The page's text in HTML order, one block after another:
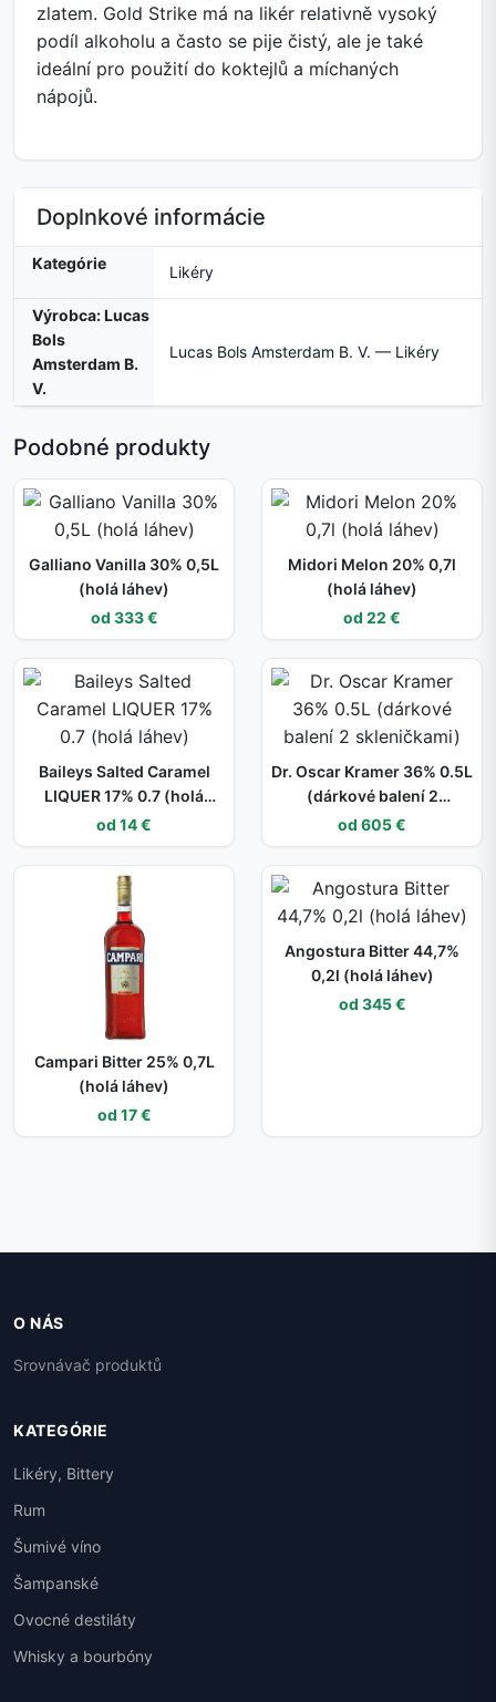
zlatem. Gold Strike má na likér relativně vysoký
podíl alkoholu a často se pije čistý, ale je také
ideální pro použití do koktejlů a míchaných
nápojů.
Doplnkové informácie
Kategórie Likéry
Výrobca: Lucas
Bols
Amsterdam B.
V.
Lucas Bols Amsterdam B. V. — Likéry
Podobné produkty
Galliano Vanilla 30% 0,5L
(holá láhev)
od 333 €
Midori Melon 20% 0,7l
(holá láhev)
od 22 €
Baileys Salted Caramel
LIQUER 17% 0.7 (holá
láhev)
od 14 €
Dr. Oscar Kramer 36% 0.5L
(dárkové balení 2
skleničkami)
od 605 €
Campari Bitter 25% 0,7L
(holá láhev)
od 17 €
Angostura Bitter 44,7%
0,2l (holá láhev)
od 345 €
O NÁS
Srovnávač produktů
KATEGÓRIE
Likéry, Bittery
Rum
Šumivé víno
Šampanské
Ovocné destiláty
Whisky a bourbóny